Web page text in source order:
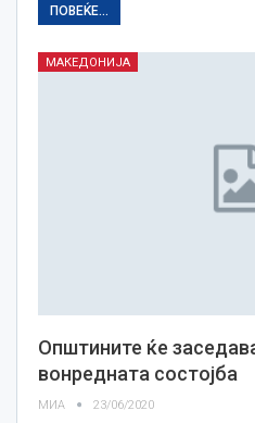
ПОВЕЌЕ...
МАКЕДОНИЈА
Општините ќе
вонредната состојба
МИА 23/06/2020